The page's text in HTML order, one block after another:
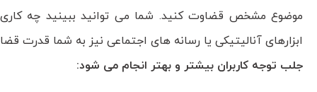
موضوع مشخص قضاوت کنید. شما می توانید ببینید چه کاری
ابزارهای آنالیتیکی یا رسانه های اجتماعی نیز به شما قدرت
جلب توجه کاربران بیشتر و بهتر انجام می شود: